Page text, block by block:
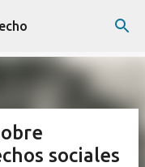
sociales